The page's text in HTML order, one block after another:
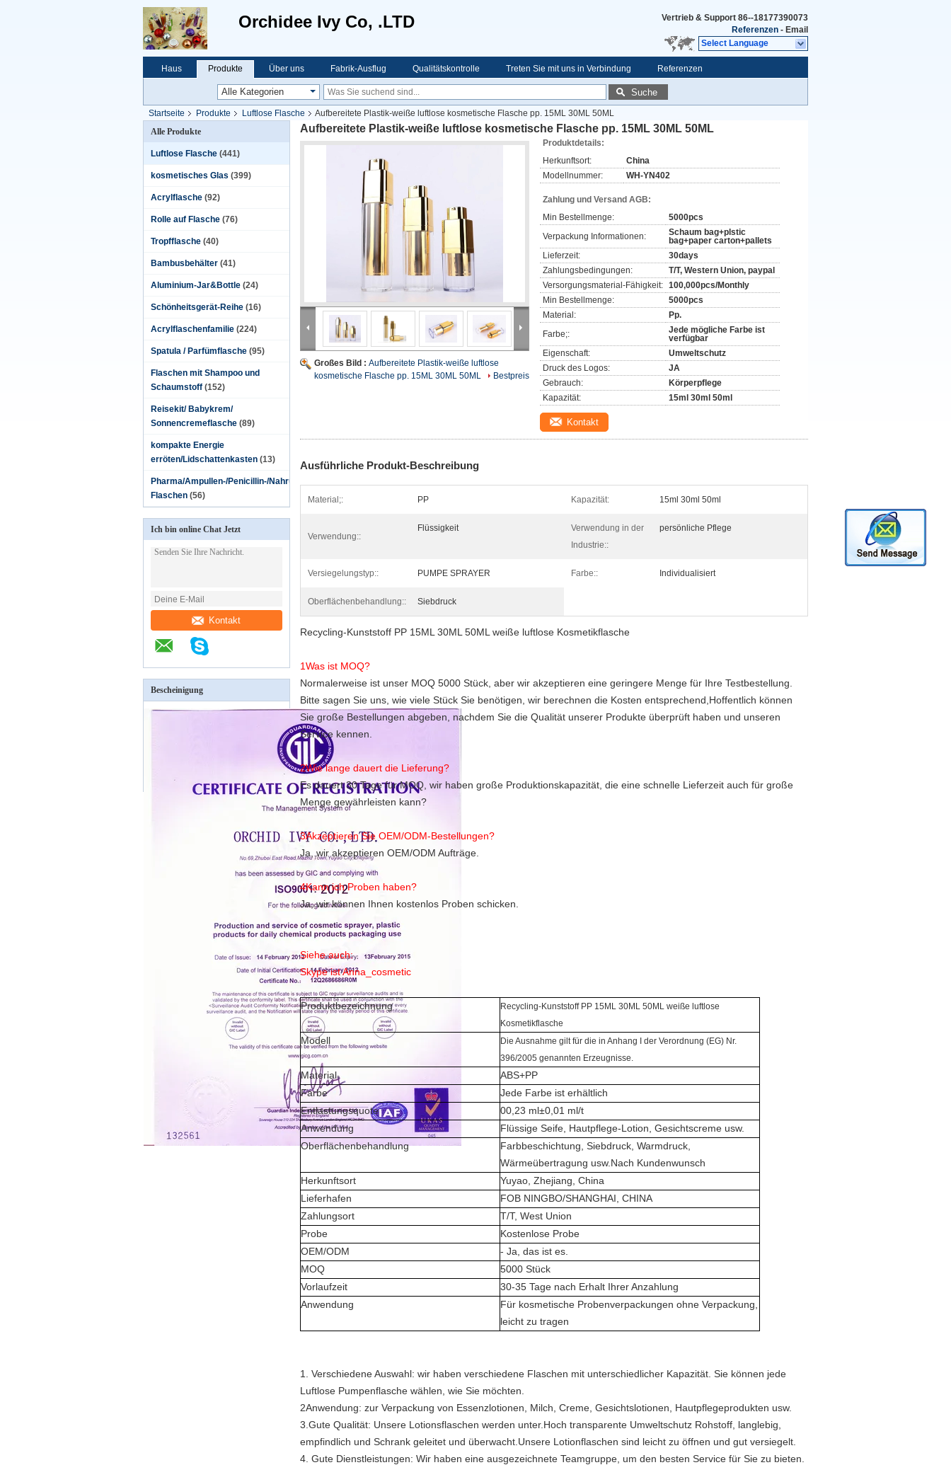
Orchidee Ivy Co, .LTD Vertrieb & Support 86--18177390073
Referenzen - Email
Select Language
Haus Produkte Über uns Fabrik-Ausflug Qualitätskontrolle Treten Sie mit uns in Verbindung Referenzen
Suche
Startseite Produkte Luftlose Flasche
Aufbereitete Plastik-weiße luftlose kosmetische Flasche pp. 15ML 30ML 50ML
Alle Produkte
Luftlose Flasche (441)
kosmetisches Glas (399)
Acrylflasche (92)
Rolle auf Flasche (76)
Tropfflasche (40)
Bambusbehälter (41)
Aluminium-Jar&Bottle (24)
Schönheitsgerät-Reihe (16)
Acrylflaschenfamilie (224)
Spatula / Parfümflasche (95)
Flaschen mit Shampoo und
Schaumstoff (152)
Reisekit/ Babykrem/
Sonnencremeflasche (89)
kompakte Energie
erröten/Lidschattenkasten (13)
Pharma/Ampullen-/Penicillin-/Nahrungsmittel-/Pill-
Flaschen (56)
Ich bin online Chat Jetzt
Kontakt
Bescheinigung
Aufbereitete Plastik-weiße luftlose kosmetische Flasche pp. 15ML 30ML 50ML
Großes Bild : Aufbereitete Plastik-weiße luftlose
kosmetische Flasche pp. 15ML 30ML 50ML
Bestpreis
Produktdetails:
Herkunftsort:
China
Modellnummer:
WH-YN402
Zahlung und Versand AGB:
Min Bestellmenge:
5000pcs
Verpackung Informationen:
Schaum bag+plstic
bag+paper carton+pallets
Lieferzeit:
30days
Zahlungsbedingungen:
T/T, Western Union, paypal
Versorgungsmaterial-Fähigkeit: 100,000pcs/Monthly
Min Bestellmenge:
5000pcs
Material:
Pp.
Farbe;:
Jede mögliche Farbe ist
verfügbar
Eigenschaft:
Umweltschutz
Druck des Logos:
JA
Gebrauch:
Körperpflege
Kapazität:
15ml 30ml 50ml
Kontakt
Ausführliche Produkt-Beschreibung
Material;: PP Kapazität: 15ml 30ml 50ml
Verwendung::
Flüssigkeit
Verwendung in der
Industrie::
persönliche Pflege
Versiegelungstyp:: PUMPE SPRAYER Farbe:: Individualisiert
Oberflächenbehandlung:: Siebdruck
Recycling-Kunststoff PP 15ML 30ML 50ML weiße luftlose Kosmetikflasche
1Was ist MOQ?
Normalerweise ist unser MOQ 5000 Stück, aber wir akzeptieren eine geringere Menge für Ihre Testbestellung.
Bitte sagen Sie uns, wie viele Stück Sie benötigen, wir berechnen die Kosten entsprechend,Hoffentlich können
Sie große Bestellungen abgeben, nachdem Sie die Qualität unserer Produkte überprüft haben und unseren
Service kennen.
2Wie lange dauert die Lieferung?
Es dauert 30 Tage für MOQ, wir haben große Produktionskapazität, die eine schnelle Lieferzeit auch für große
Menge gewährleisten kann?
3Akzeptieren Sie OEM/ODM-Bestellungen?
Ja, wir akzeptieren OEM/ODM Aufträge.
4Kann ich Proben haben?
Ja, wir können Ihnen kostenlos Proben schicken.
Siehe auch:
Skype ist Anna_cosmetic
Produktbezeichnung
Recycling-Kunststoff PP 15ML 30ML 50ML weiße luftlose
Kosmetikflasche
Modell
Die Ausnahme gilt für die in Anhang I der Verordnung (EG) Nr.
396/2005 genannten Erzeugnisse.
Material
ABS+PP
Farbe
Jede Farbe ist erhältlich
Entlastungsquote
00,23 ml±0,01 ml/t
Anwendung
Flüssige Seife, Hautpflege-Lotion, Gesichtscreme usw.
Oberflächenbehandlung
Farbbeschichtung, Siebdruck, Warmdruck,
Wärmeübertragung usw. Nach Kundenwunsch
Herkunftsort
Yuyao, Zhejiang, China
Lieferhafen
FOB NINGBO/SHANGHAI, CHINA
Zahlungsort
T/T, West Union
Probe
Kostenlose Probe
OEM/ODM
- Ja, das ist es.
MOQ
5000 Stück
Vorlaufzeit
30-35 Tage nach Erhalt Ihrer Anzahlung
Anwendung
Für kosmetische Probenverpackungen ohne Verpackung,
leicht zu tragen
1. Verschiedene Auswahl: wir haben verschiedene Flaschen mit unterschiedlicher Kapazität. Sie können jede
Luftlose Pumpenflasche wählen, wie Sie möchten.
2Anwendung: zur Verpackung von Essenzlotionen, Milch, Creme, Gesichtslotionen, Hautpflegeprodukten usw.
3.Gute Qualität: Unsere Lotionsflaschen werden unter.Hoch transparente Umweltschutz Rohstoff, langlebig,
empfindlich und Schrank geleitet und überwacht.Unsere Lotionflaschen sind leicht zu öffnen und gut versiegelt.
4. Gute Dienstleistungen: Wir haben eine ausgezeichnete Teamgruppe, um den besten Service für Sie zu bieten.